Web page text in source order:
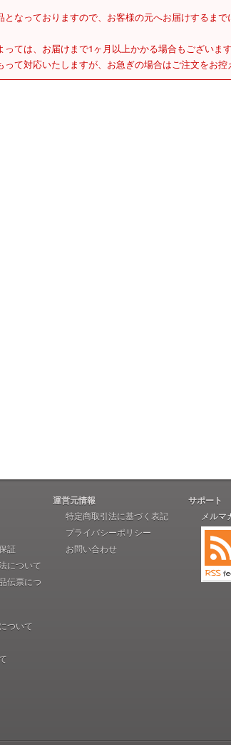
なっておりますので、お客様の元へお届けするまで
ては、お届けまで1ヶ月以上かかる場合もございます
て対応いたしますが、お急ぎの場合はご注文をお控
証
について
伝票につ
ついて
運営元情報
特定商取引法に基づく表記
プライバシーポリシー
お問い合わせ
サポート
メルマ